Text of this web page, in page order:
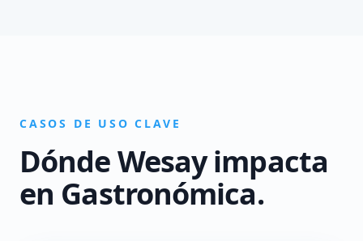
CASOS DE USO CLAVE
Dónde Wesay impacta
en Gastronómica.